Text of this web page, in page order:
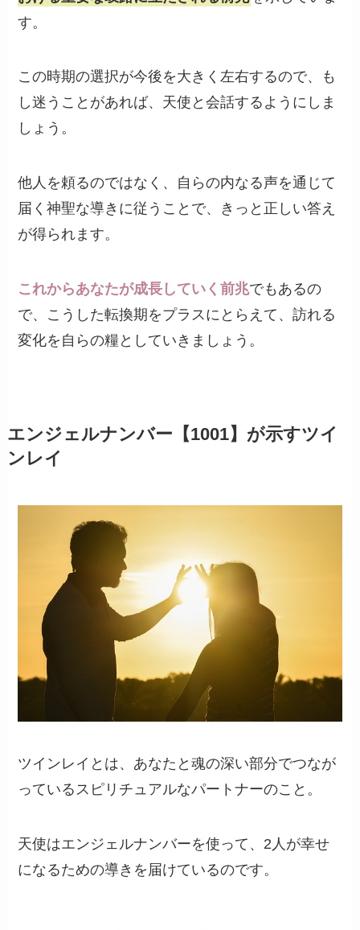
す。
この時期の選択が今後を大きく左右するので、も
し迷うことがあれば、天使と会話するようにしま
しょう。
他人を頼るのではなく、自らの内なる声を通じて
届く神聖な導きに従うことで、きっと正しい答え
が得られます。
これからあなたが成長していく前兆でもあるの
で、こうした転換期をプラスにとらえて、訪れる
変化を自らの糧としていきましょう。
エンジェルナンバー【1001】が示すツイ
ンレイ
ツインレイとは、あなたと魂の深い部分でつなが
っているスピリチュアルなパートナーのこと。
天使はエンジェルナンバーを使って、2人が幸せ
になるための導きを届けているのです。